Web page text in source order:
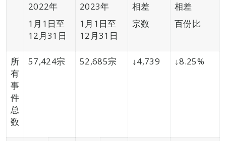
2022年
1月1日至
12月31日
2023年
1月1日至
12月31日
相差
宗数
相差
百份比
所
有
事
件
总
数
57,424宗 52,685宗 ↓4,739 ↓8.25%